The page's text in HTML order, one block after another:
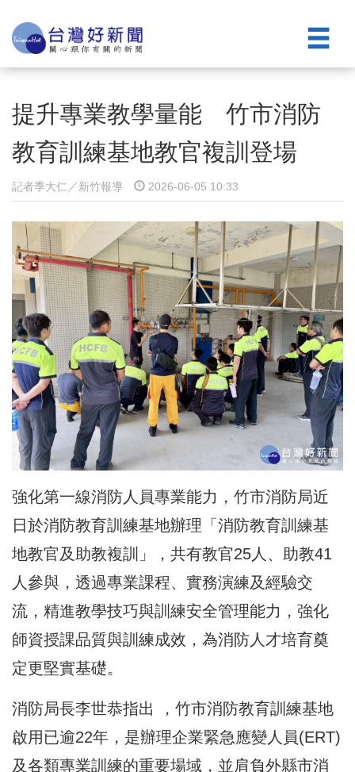
提升專業教學量能 竹市消防
教育訓練基地教官複訓登場
記者季大仁／新竹報導 2026-06-05 10:33
強化第一線消防人員專業能力，竹市消防局近
日於消防教育訓練基地辦理「消防教育訓練基
地教官及助教複訓」，共有教官25人、助教41
人參與，透過專業課程、實務演練及經驗交
流，精進教學技巧與訓練安全管理能力，強化
師資授課品質與訓練成效，為消防人才培育奠
定更堅實基礎。
消防局長李世恭指出 ，竹市消防教育訓練基地
啟用已逾22年，是辦理企業緊急應變人員(ERT)
及各類專業訓練的重要場域，並肩負外縣市消